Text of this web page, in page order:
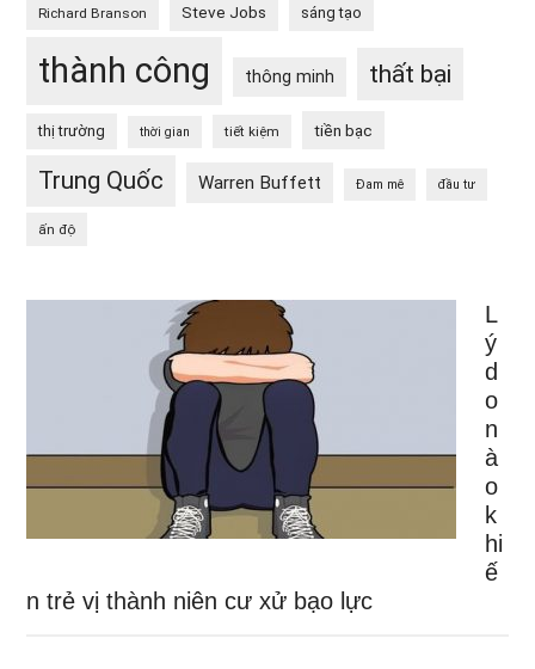
Richard Branson Steve Jobs sáng tạo
thành công thông minh thất bại
thị trường thời gian tiết kiệm tiền bạc
Trung Quốc Warren Buffett Đam mê đầu tư
ấn độ
L
ý
d
o
n
à
o
k
hi
ế
n trẻ vị thành niên cư xử bạo lực